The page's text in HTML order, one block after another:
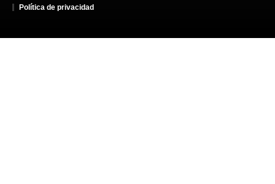
Política de privacidad